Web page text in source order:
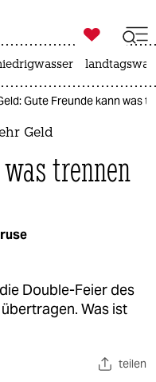

taz zahl ich
Gute Freunde kann was
Geld
trennen
Double-Feier des
Was ist
teilen